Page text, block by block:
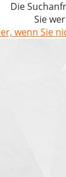
Die
Sie
wenn Sie